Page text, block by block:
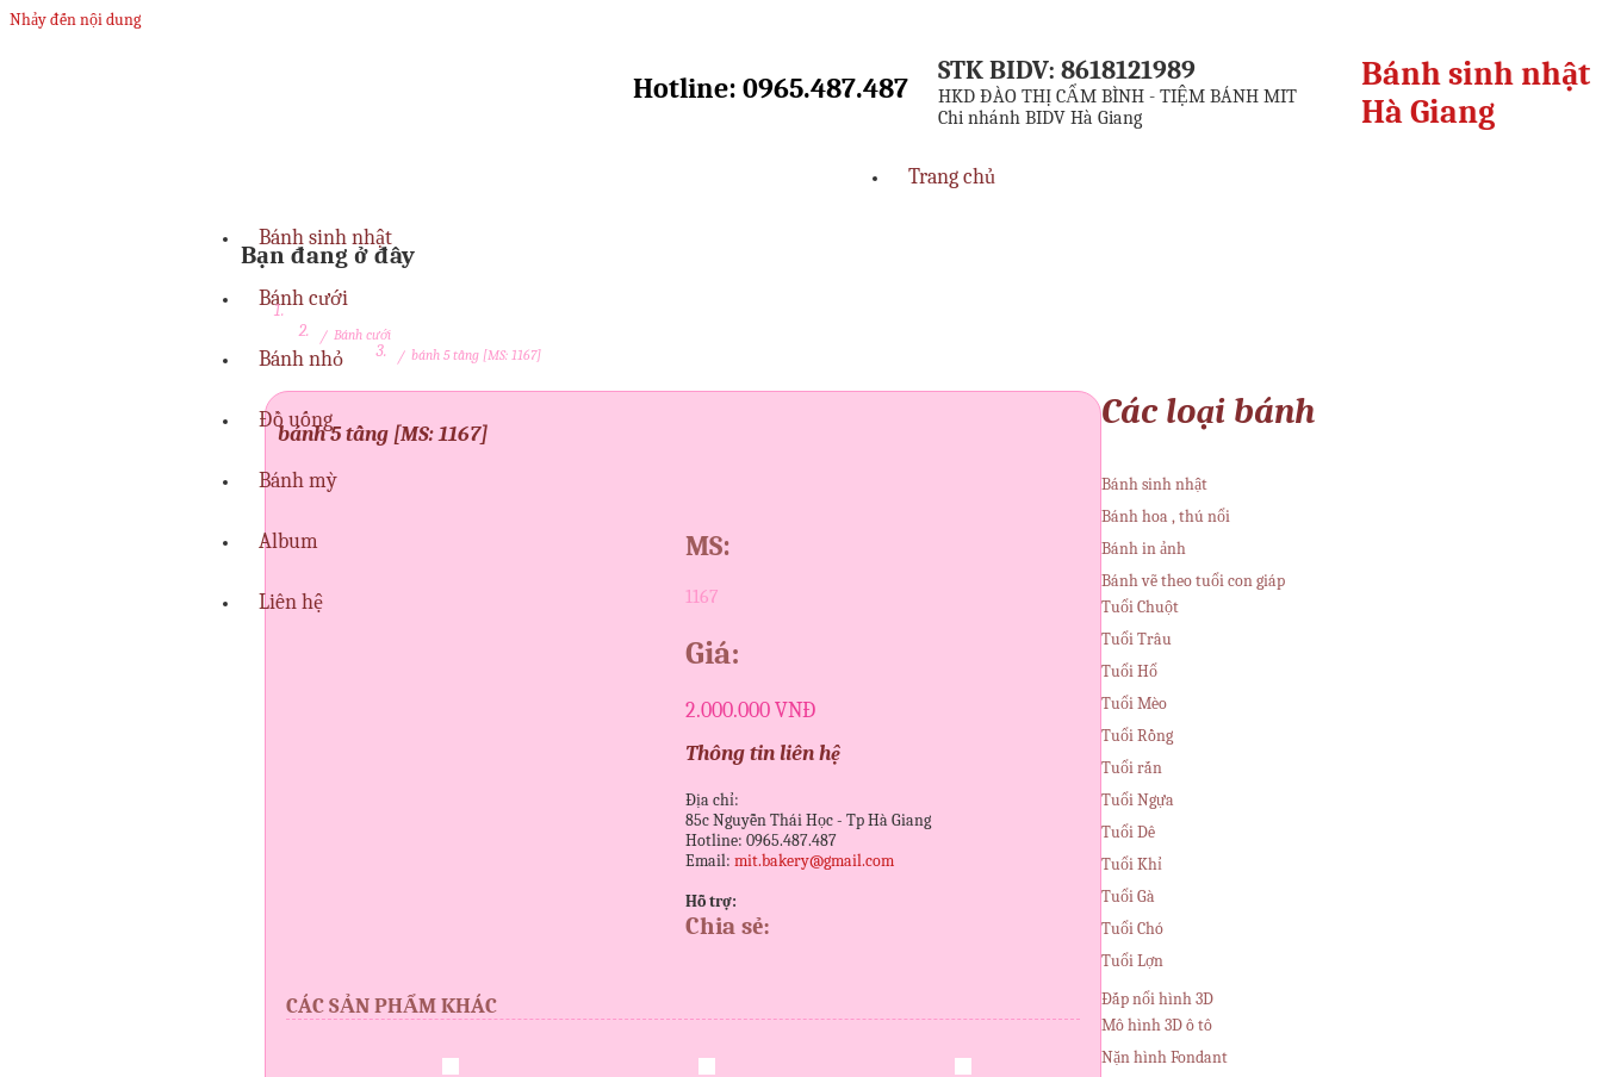
Nhảy đến nội dung
Hotline: 0965.487.487
STK BIDV: 8618121989
HKD ĐÀO THỊ CẨM BÌNH - TIỆM BÁNH MIT
Chi nhánh BIDV Hà Giang
Bánh sinh nhật
Hà Giang
Trang chủ
Bánh sinh nhật
Bánh cưới
Bánh nhỏ
Đồ uống
Bánh mỳ
Album
Liên hệ
Bạn đang ở đây
/ Bánh cưới
/ bánh 5 tầng [MS: 1167]
bánh 5 tầng [MS: 1167]
MS:
1167
Giá:
2.000.000 VNĐ
Thông tin liên hệ
Địa chỉ:
85c Nguyễn Thái Học - Tp Hà Giang
Hotline: 0965.487.487
Email: mit.bakery@gmail.com
Hỗ trợ:
Chia sẻ:
CÁC SẢN PHẨM KHÁC
Các loại bánh
Bánh sinh nhật
Bánh hoa , thú nổi
Bánh in ảnh
Bánh vẽ theo tuổi con giáp
Tuổi Chuột
Tuổi Trâu
Tuổi Hổ
Tuổi Mèo
Tuổi Rồng
Tuổi rắn
Tuổi Ngựa
Tuổi Dê
Tuổi Khỉ
Tuổi Gà
Tuổi Chó
Tuổi Lợn
Đắp nổi hình 3D
Mô hình 3D ô tô
Nặn hình Fondant